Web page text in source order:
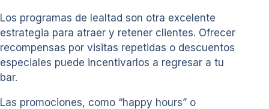
Los programas de lealtad son otra excelente
estrategia para atraer y retener clientes. Ofrecer
recompensas por visitas repetidas o descuentos
especiales puede incentivarlos a regresar a tu
bar.
Las promociones, como “happy hours” o